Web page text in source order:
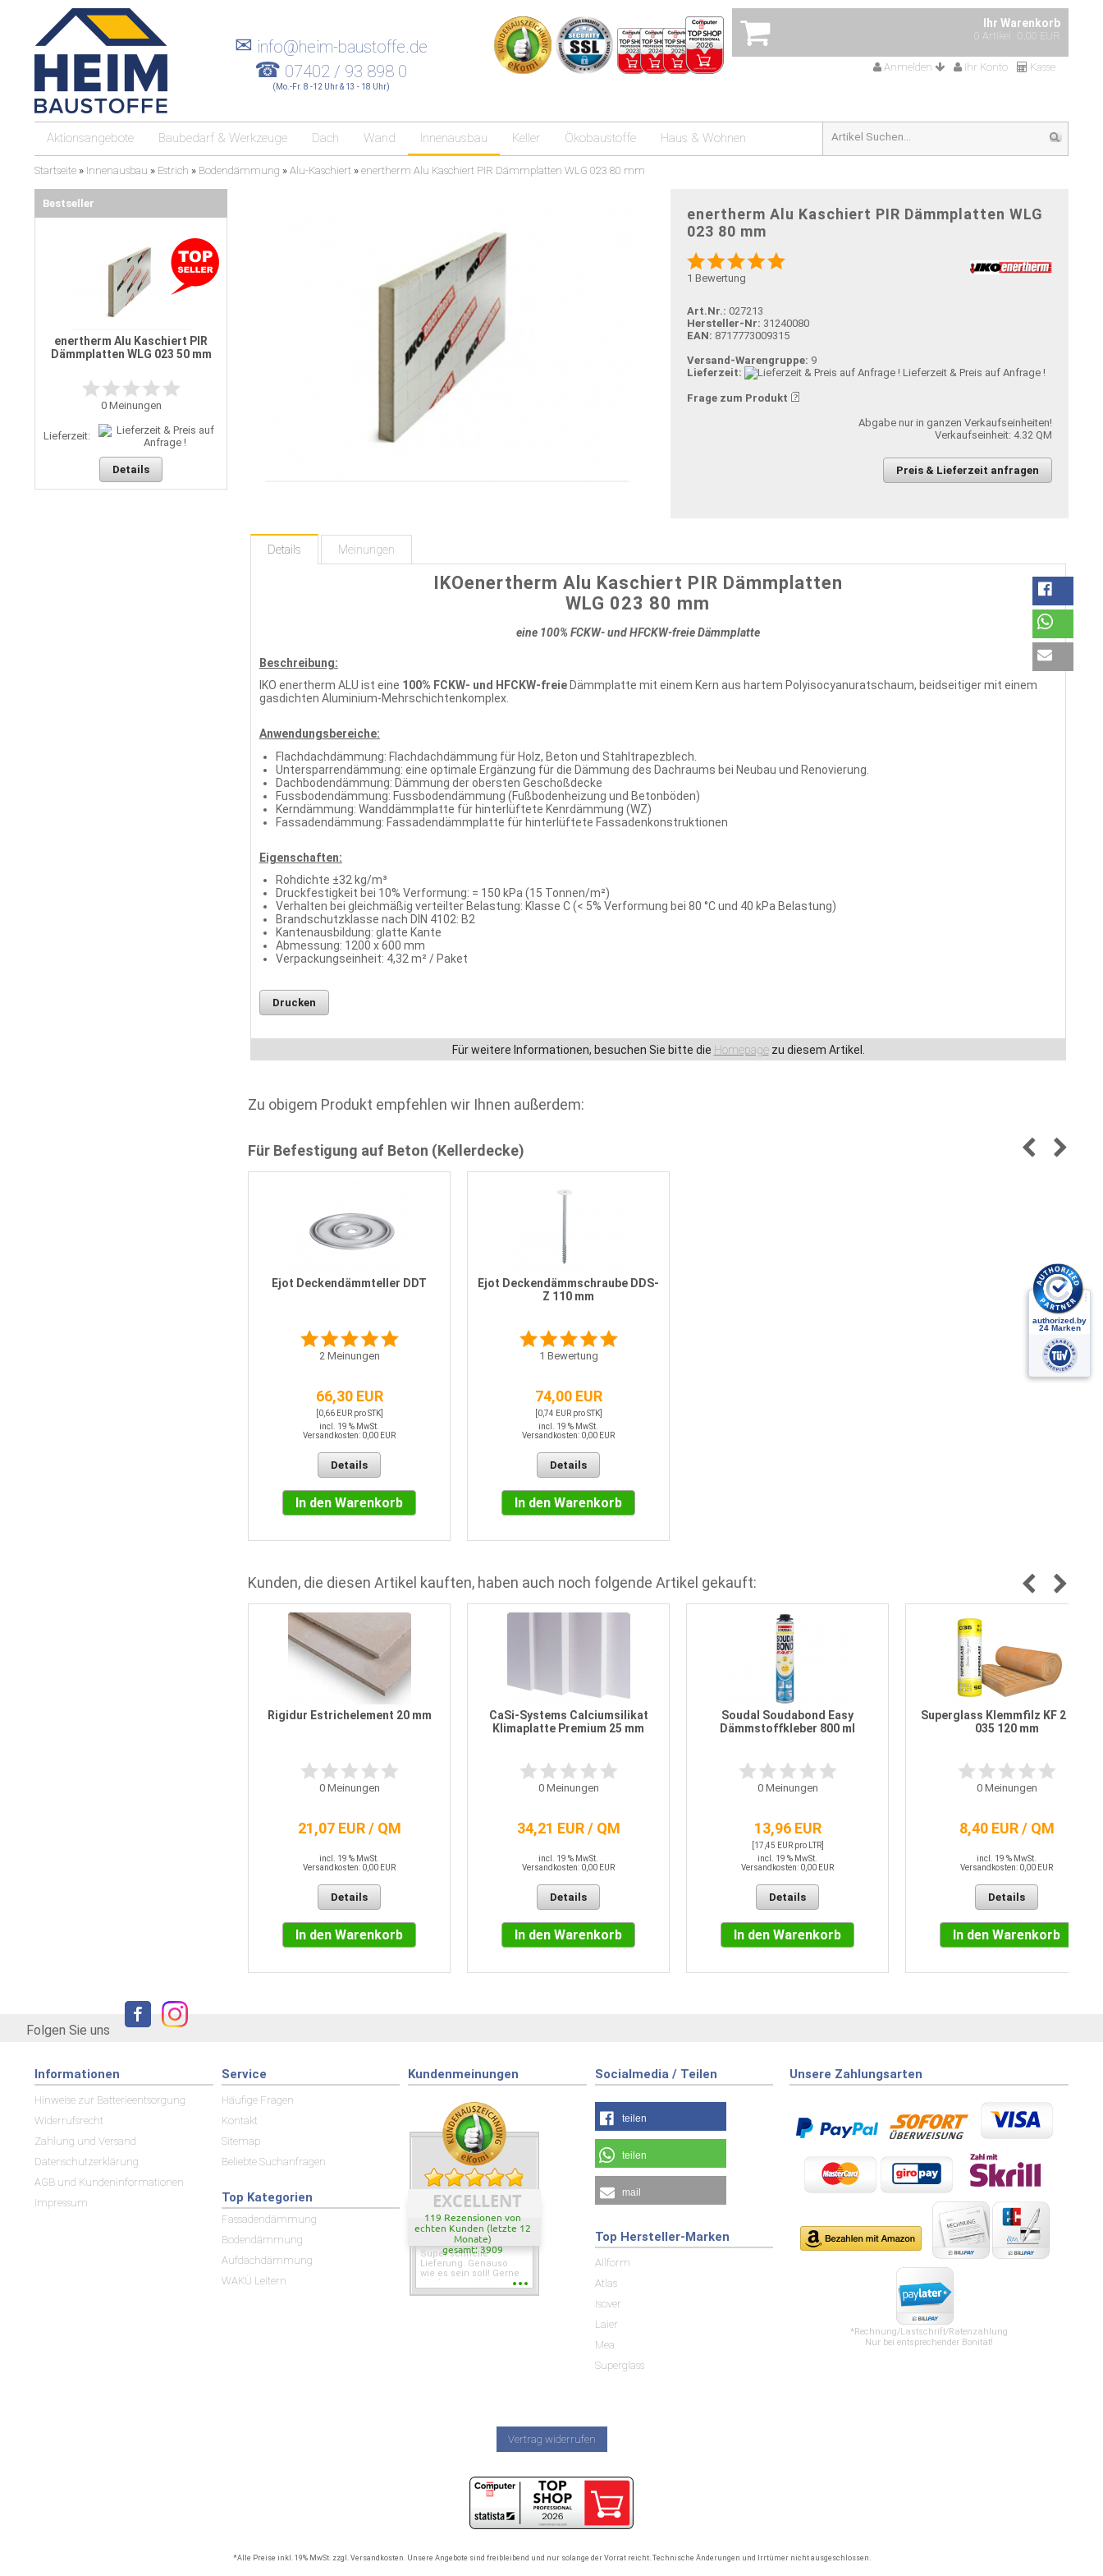
Ihr Warenkorb
0 Artikel 0,00 EUR
Anmelden Ihr Konto Kasse
✉ info@heim-baustoffe.de
☎ 07402 / 93 898 0
(Mo.-Fr. 8 -12 Uhr & 13 - 18 Uhr)
Aktionsangebote Baubedarf & Werkzeuge Dach Wand Innenausbau Keller Ökobaustoffe Haus & Wohnen
Startseite » Innenausbau » Estrich » Bodendämmung » Alu-Kaschiert » enertherm Alu Kaschiert PIR Dämmplatten WLG 023 80 mm
enertherm Alu Kaschiert PIR Dämmplatten WLG
023 80 mm
1 Bewertung
Art.Nr.: 027213
Hersteller-Nr: 31240080
EAN: 8717773009315
Versand-Warengruppe: 9
Lieferzeit:
Lieferzeit & Preis auf Anfrage !
Frage zum Produkt
Abgabe nur in ganzen Verkaufseinheiten!
Verkaufseinheit: 4.32 QM
Preis & Lieferzeit anfragen
Details Meinungen
IKOenertherm Alu Kaschiert PIR Dämmplatten
WLG 023 80 mm
eine 100% FCKW- und HFCKW-freieDämmplatte
Beschreibung:
IKO enertherm ALU ist eine 100% FCKW- und HFCKW-freieDämmplatte mit einem Kern aus hartem Polyisocyanuratschaum, beidseitiger mit einem
gasdichten Aluminium-Mehrschichtenkomplex.
Anwendungsbereiche:
Flachdachdämmung: Flachdachdämmung für Holz, Beton und Stahltrapezblech.
Untersparrendämmung: eine optimale Ergänzung für die Dämmung des Dachraums bei Neubau und Renovierung.
Dachbodendämmung: Dämmung der obersten Geschoßdecke
Fussbodendämmung: Fussbodendämmung (Fußbodenheizung und Betonböden)
Kerndämmung: Wanddämmplatte für hinterlüftete Kenrdämmung (WZ)
Fassadendämmung: Fassadendämmplatte für hinterlüftete Fassadenkonstruktionen
Eigenschaften:
Rohdichte ±32 kg/m³
Druckfestigkeit bei 10% Verformung: = 150 kPa (15 Tonnen/m²)
Verhalten bei gleichmäßig verteilter Belastung: Klasse C (< 5% Verformung bei 80 °C und 40 kPa Belastung)
Brandschutzklasse nach DIN 4102: B2
Kantenausbildung: glatte Kante
Abmessung: 1200 x 600 mm
Verpackungseinheit: 4,32 m² / Paket
Drucken
Für weitere Informationen, besuchen Sie bitte die Homepagezu diesem Artikel.
Zu obigem Produkt empfehlen wir Ihnen außerdem:
Für Befestigung auf Beton (Kellerdecke)
Ejot Deckendämmteller DDT
2Meinungen
66,30 EUR
[0,66 EUR pro STK]
incl. 19 % MwSt.
Versandkosten: 0,00 EUR
Details
In den Warenkorb
Ejot Deckendämmschraube DDS-
Z 110 mm
1 Bewertung
74,00 EUR
[0,74 EUR pro STK]
incl. 19 % MwSt.
Versandkosten: 0,00 EUR
Details
In den Warenkorb
Kunden, die diesen Artikel kauften, haben auch noch folgende Artikel gekauft:
Rigidur Estrichelement 20 mm
0Meinungen
21,07 EUR / QM
incl. 19 % MwSt.
Versandkosten: 0,00 EUR
Details
In den Warenkorb
CaSi-Systems Calciumsilikat
Klimaplatte Premium 25 mm
0Meinungen
34,21 EUR / QM
incl. 19 % MwSt.
Versandkosten: 0,00 EUR
Details
In den Warenkorb
Soudal Soudabond Easy
Dämmstoffkleber 800 ml
0Meinungen
13,96 EUR
[17,45 EUR pro LTR]
incl. 19 % MwSt.
Versandkosten: 0,00 EUR
Details
In den Warenkorb
Superglass Klemmfilz KF 2 WLG
035 120 mm
0Meinungen
8,40 EUR / QM
incl. 19 % MwSt.
Versandkosten: 0,00 EUR
Details
In den Warenkorb
Bestseller
enertherm Alu Kaschiert PIR
Dämmplatten WLG 023 50 mm
0Meinungen
Lieferzeit:
Details
Folgen Sie uns
Informationen
Hinweise zur Batterieentsorgung
Widerrufsrecht
Zahlung und Versand
Datenschutzerklärung
AGB und Kundeninformationen
Impressum
Service
Häufige Fragen
Kontakt
Sitemap
Beliebte Suchanfragen
Top Kategorien
Fassadendämmung
Bodendämmung
Aufdachdämmung
WAKÜ Leitern
Kundenmeinungen
EXCELLENT
119 Rezensionen von
echten Kunden (letzte 12
Monate)
gesamt: 3909
Super schnelle
Lieferung. Genauso
wie es sein soll! Gerne
wieder wenn ich was
Socialmedia / Teilen
teilen
teilen
mail
Unsere Zahlungsarten
*Rechnung/Lastschrift/Ratenzahlung
Nur bei entsprechender Bonität!
Top Hersteller-Marken
Allform
Atlas
Isover
Laier
Mea
Superglass
Vertrag widerrufen
*Alle Preise inkl. 19% MwSt. zzgl. Versandkosten. Unsere Angebote sind freibleibend und nur solange der Vorrat reicht. Technische Änderungen und Irrtümer nicht ausgeschlossen.